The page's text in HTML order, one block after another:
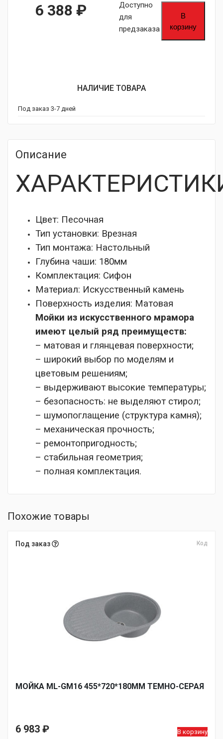
6 388 ₽
Доступно
для
предзаказа
В
корзину
НАЛИЧИЕ ТОВАРА
Под заказ 3-7 дней
Описание
Цвет: Песочная
Тип установки: Врезная
Тип монтажа: Настольный
Глубина чаши: 180мм
Комплектация: Сифон
Материал: Искусственный камень
Поверхность изделия: Матовая
Мойки из искусственного мрамора
имеют целый ряд преимуществ:
– матовая и глянцевая поверхности;
– широкий выбор по моделям и
цветовым решениям;
– выдерживают высокие температуры;
– безопасность: не выделяют стирол;
– шумопоглащение (структура камня);
– механическая прочность;
– ремонтопригодность;
– стабильная геометрия;
– полная комплектация.
Похожие товары
Под заказ Код
МОЙКА ML-GM16 455*720*180ММ ТЕМНО-СЕРАЯ
6 983 ₽ В корзину